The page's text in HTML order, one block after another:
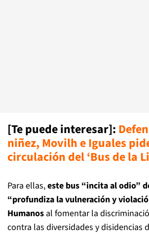
[Te puede interesar]:
niñez, Movilh e Iguales
circulación del ‘Bus de la
Para ellas,este bus “incita al odio”
“profundiza la vulneración y
Humanos al fomentar la
contra las diversidades y disidencias